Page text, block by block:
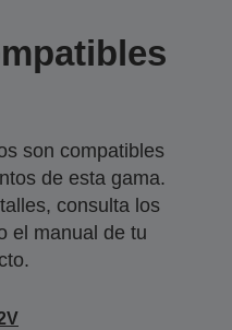
son compatibles
de esta gama.
consulta los
el manual de tu